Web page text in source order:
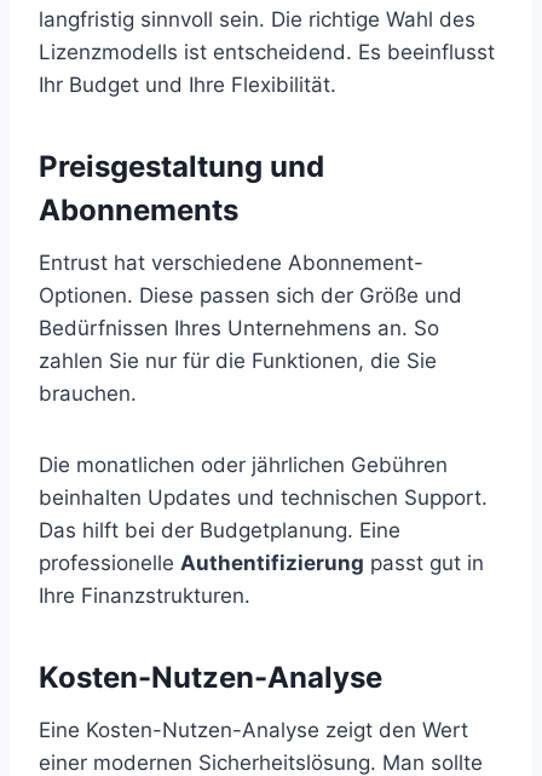
langfristig sinnvoll sein. Die richtige Wahl des
Lizenzmodells ist entscheidend. Es beeinflusst
Ihr Budget und Ihre Flexibilität.
Preisgestaltung und
Abonnements
Entrust hat verschiedene Abonnement-
Optionen. Diese passen sich der Größe und
Bedürfnissen Ihres Unternehmens an. So
zahlen Sie nur für die Funktionen, die Sie
brauchen.
Die monatlichen oder jährlichen Gebühren
beinhalten Updates und technischen Support.
Das hilft bei der Budgetplanung. Eine
professionelle Authentifizierung passt gut in
Ihre Finanzstrukturen.
Kosten-Nutzen-Analyse
Eine Kosten-Nutzen-Analyse zeigt den Wert
einer modernen Sicherheitslösung. Man sollte